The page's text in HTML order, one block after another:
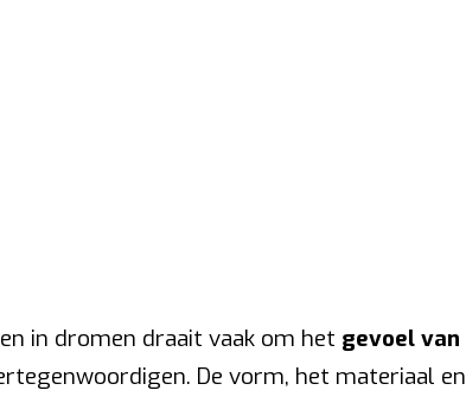
in dromen draait vaak om het gevoel van
De vorm, het materiaal en